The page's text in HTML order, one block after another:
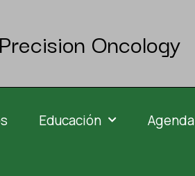
Oncology
Educación Agenda